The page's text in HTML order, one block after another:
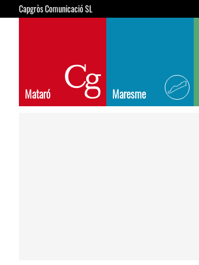
Capgròs Comunicació SL
Mataró Maresme